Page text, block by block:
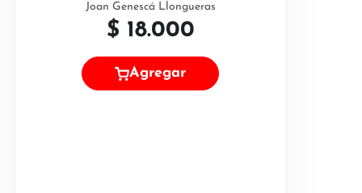
Joan Genescá Llongueras
$ 18.000
Agregar